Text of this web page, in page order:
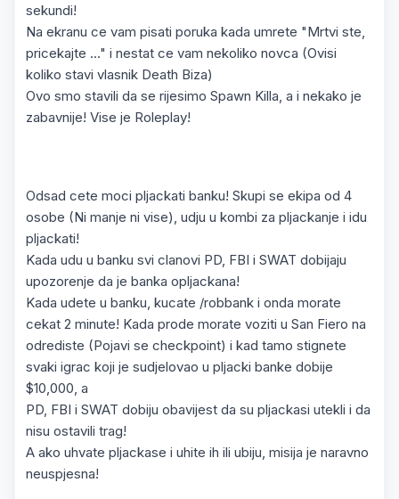
sekundi!
Na ekranu ce vam pisati poruka kada umrete "Mrtvi ste,
pricekajte ..." i nestat ce vam nekoliko novca (Ovisi
koliko stavi vlasnik Death Biza)
Ovo smo stavili da se rijesimo Spawn Killa, a i nekako je
zabavnije! Vise je Roleplay!
Odsad cete moci pljackati banku! Skupi se ekipa od 4
osobe (Ni manje ni vise), udju u kombi za pljackanje i idu
pljackati!
Kada udu u banku svi clanovi PD, FBI i SWAT dobijaju
upozorenje da je banka opljackana!
Kada udete u banku, kucate /robbank i onda morate
cekat 2 minute! Kada prode morate voziti u San Fiero na
odrediste (Pojavi se checkpoint) i kad tamo stignete
svaki igrac koji je sudjelovao u pljacki banke dobije
$10,000, a
PD, FBI i SWAT dobiju obavijest da su pljackasi utekli i da
nisu ostavili trag!
A ako uhvate pljackase i uhite ih ili ubiju, misija je naravno
neuspjesna!